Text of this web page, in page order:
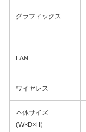
グラフィックス
LAN
ワイヤレス
本体サイズ
(W×D×H)